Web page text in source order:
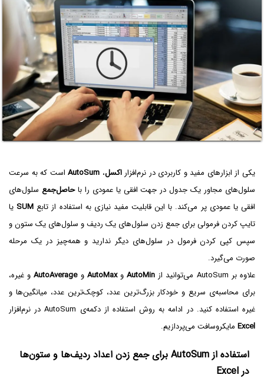
یکی از ابزارهای مفید و کاربردی در نرم‌افزاراکسل، AutoSumاست که به سرعت
سلول‌های مجاور یک جدول در جهت افقی یا عمودی را باحاصل‌جمع سلول‌های
افقی یا عمودی پر می‌کند. با این قابلیت مفید نیازی به استفاده از تابع SUM یا
تایپ کردن فرمولی برای جمع زدن سلول‌های یک ردیف و سلول‌های یک ستون و
سپس کپی کردن فرمول در سلول‌های دیگر ندارید و همه‌چیز در یک مرحله
صورت می‌گیرد.
علاوه بر AutoSum می‌توانید از
AutoMinوAutoMax وAutoAverageو غیره،
برای محاسبه‌ی سریع و خودکار بزرگ‌ترین عدد، کوچک‌ترین عدد، میانگین‌ها و
غیره استفاده کنید. در ادامه به روش استفاده از دکمه‌ی AutoSum در نرم‌افزار
Excel مایکروسافت می‌پردازیم.
استفاده از AutoSum برای جمع زدن اعداد ردیف‌ها و ستون‌ها
در Excel